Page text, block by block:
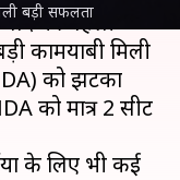
बड़ी सफलता
की पहली
कामयाबी मिली
को झटका
को मात्र 2 सीटें
के लिए भी कई